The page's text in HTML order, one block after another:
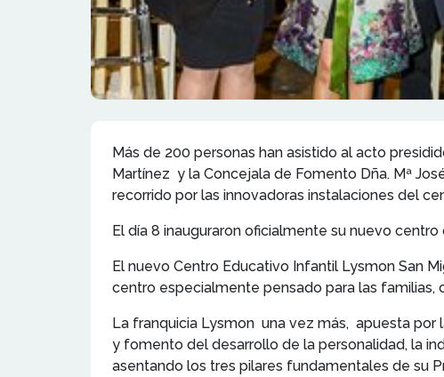
Más de 200 personas han asistido al acto
Martínez y la Concejala de Fomento Dña. Mª
recorrido por las innovadoras instalaciones del
El día 8 inauguraron oficialmente su nuevo
El nuevo Centro Educativo Infantil Lysmon San
centro especialmente pensado para las familias,
La franquicia Lysmon una vez más, apuesta
y fomento del desarrollo de la personalidad, la
asentando los tres pilares fundamentales de su